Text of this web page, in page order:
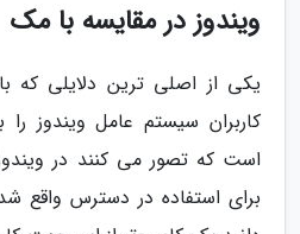
ویندوز در مقایسه با مک
یکی از اصلی ترین دلایلی که
کاربران سیستم عامل ویندوز
است که تصور می کنند در
برای استفاده در دسترس واقع